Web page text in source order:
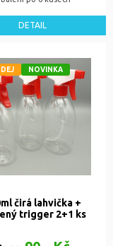
DETAIL
NOVINKA
čirá lahvička +
trigger 2+1 ks